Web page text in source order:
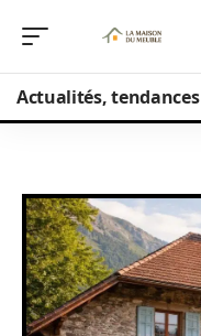
Actualités, tendances